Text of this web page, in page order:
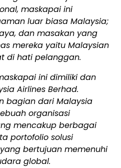
maskapai ini
luar biasa Malaysia;
dan masakan yang
mereka yaitu Malaysian
di hati pelanggan.
ini dimiliki dan
Airlines Berhad.
bagian dari Malaysia
organisasi
mencakup berbagai
portofolio solusi
bertujuan memenuhi
global.